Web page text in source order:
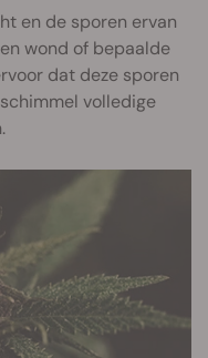
en de sporen ervan
wond of bepaalde
dat deze sporen
volledige